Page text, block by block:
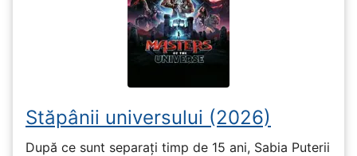
Stăpânii universului (2026)
După ce sunt separați timp de 15 ani, Sabia Puterii